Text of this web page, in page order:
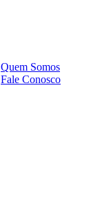
Quem Somos
Fale Conosco